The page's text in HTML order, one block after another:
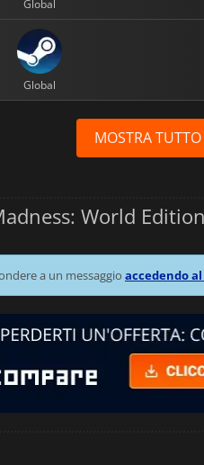
Global
Global
MOSTRA TUTTO
World Edition
a un messaggio accedendo